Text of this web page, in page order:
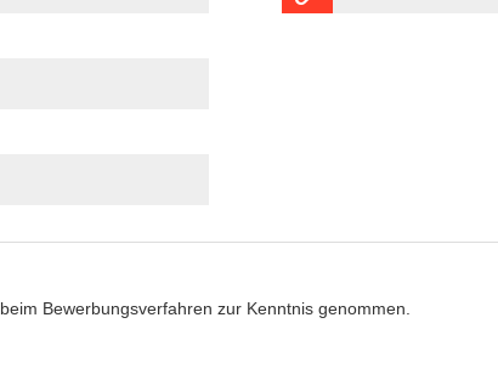
beim Bewerbungsverfahren zur Kenntnis genommen.